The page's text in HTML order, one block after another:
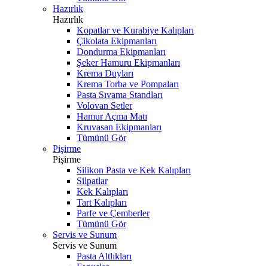
Hazırlık
Hazırlık
Kopatlar ve Kurabiye Kalıpları
Çikolata Ekipmanları
Dondurma Ekipmanları
Şeker Hamuru Ekipmanları
Krema Duyları
Krema Torba ve Pompaları
Pasta Sıvama Standları
Volovan Setler
Hamur Açma Matı
Kruvasan Ekipmanları
Tümünü Gör
Pişirme
Pişirme
Silikon Pasta ve Kek Kalıpları
Silpatlar
Kek Kalıpları
Tart Kalıpları
Parfe ve Çemberler
Tümünü Gör
Servis ve Sunum
Servis ve Sunum
Pasta Altlıkları